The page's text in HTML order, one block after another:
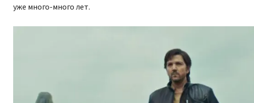
уже много-много лет.